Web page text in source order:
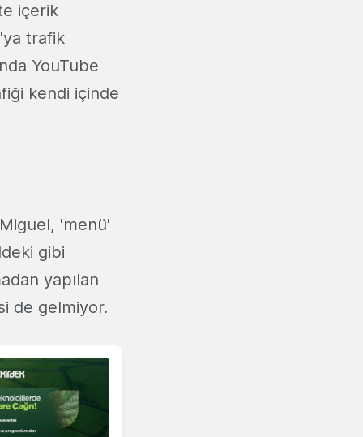
içerik
trafik
YouTube
kendi içinde
'menü'
gibi
yapılan
de gelmiyor.